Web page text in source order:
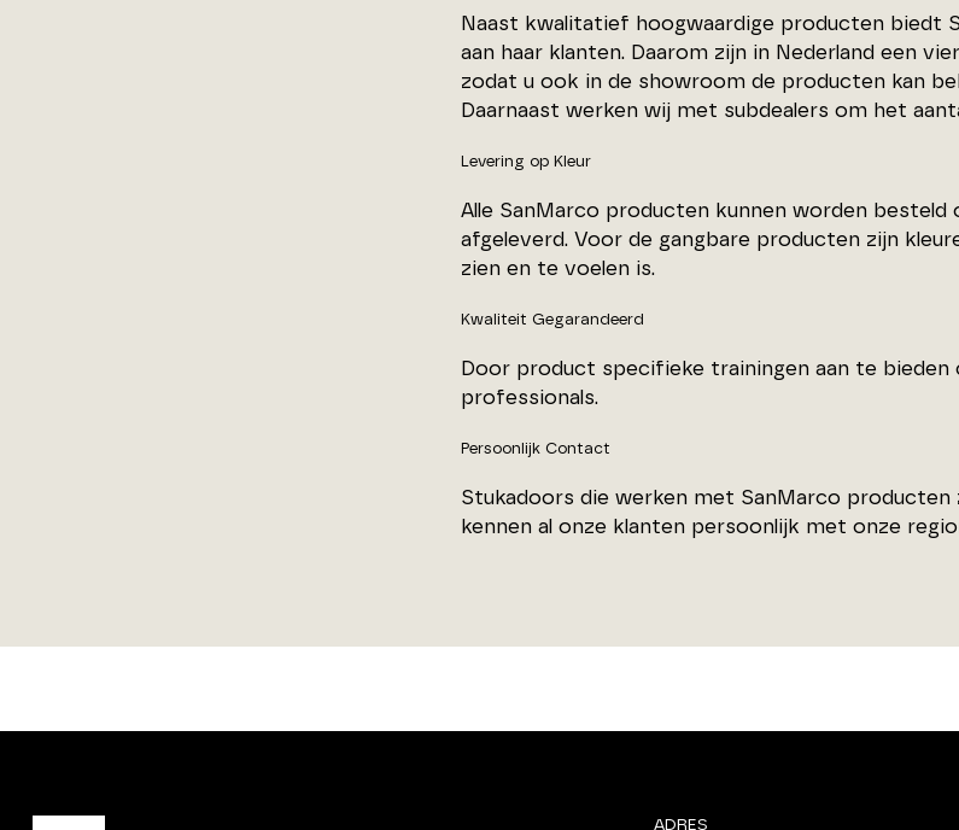
Naast kwalitatief hoogwaardige producten biedt
aan haar klanten. Daarom zijn in Nederland een
zodat u ook in de showroom de producten kan
Daarnaast werken wij met subdealers om het
Levering op Kleur
Alle SanMarco producten kunnen worden
afgeleverd. Voor de gangbare producten zijn
zien en te voelen is.
Kwaliteit Gegarandeerd
Door product specifieke trainingen aan te
professionals.
Persoonlijk Contact
Stukadoors die werken met SanMarco
kennen al onze klanten persoonlijk met onze
ADRES